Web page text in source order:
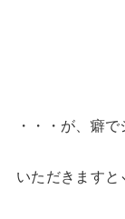
・・・が、癖
いただきます